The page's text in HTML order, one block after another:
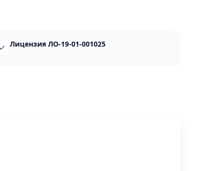
Лицензия ЛО-19-01-001025